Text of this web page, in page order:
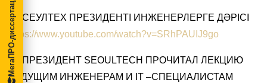
30.СЕУЛТЕХ ПРЕЗИДЕНТІ ИНЖЕНЕРЛЕРГЕ ДӘРІСІ
https://www.youtube.com/watch?v=SRhPAUIJ9go
31.ПРЕЗИДЕНТ SEOULTECH ПРОЧИТАЛ ЛЕКЦИЮ
БУДУЩИМ ИНЖЕНЕРАМ И IT –СПЕЦИАЛИСТАМ
МегаПРО-диссертации